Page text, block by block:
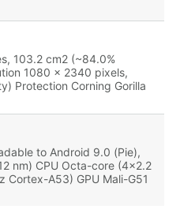
103.2 cm2 (~84.0%
1080 x 2340 pixels,
Protection Corning Gorilla
to Android 9.0 (Pie),
nm) CPU Octa-core (4x2.2
Cortex-A53) GPU Mali-G51